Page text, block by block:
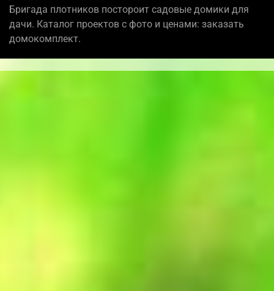
Бригада плотников постороит садовые домики для
дачи. Каталог проектов с фото и ценами: заказать
домокомплект.